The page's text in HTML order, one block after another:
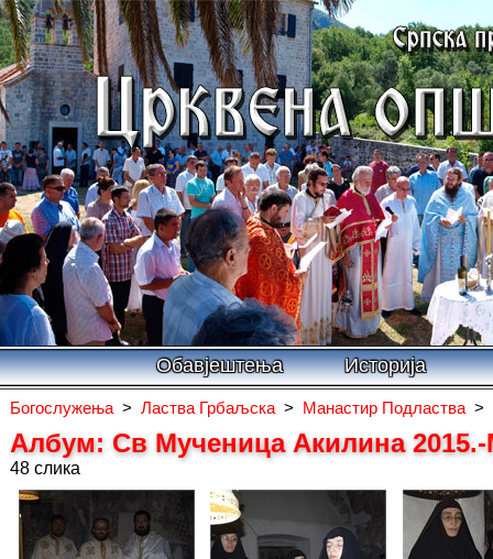
Обавјештења Историја
Богослужења > Ластва Грбаљска > Манастир Подластва >
Албум: Св Мученица Акилина
48 слика